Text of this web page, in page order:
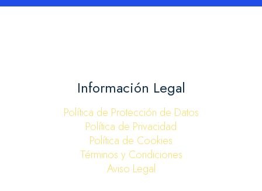
Información Legal
Política de Protección de Datos
Política de Privacidad
Política de Cookies
Términos y Condiciones
Aviso Legal